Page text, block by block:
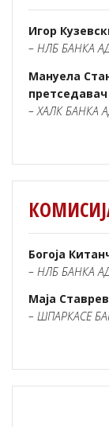
Игор
– НЛБ БАНКА
Мануела
претседавач
– ХАЛК БАНКА
Богоја
– НЛБ БАНКА
Маја
– ШПАРКАСЕ